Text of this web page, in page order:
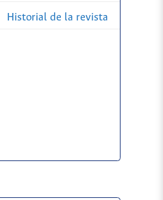
Historial de la revista